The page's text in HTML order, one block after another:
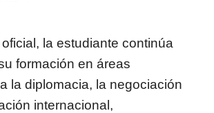
la estudiante continúa
formación en áreas
la diplomacia, la negociación
internacional,